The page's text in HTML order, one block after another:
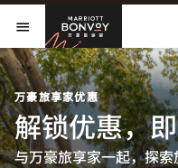
Skip to Content
打开菜单万豪旅
万豪旅享家优惠
解锁优惠，
与万豪旅享家一起，探